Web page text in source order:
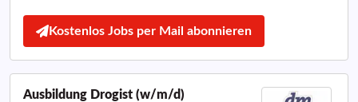
Kostenlos Jobs per Mail abonnieren
Ausbildung Drogist (w/m/d)